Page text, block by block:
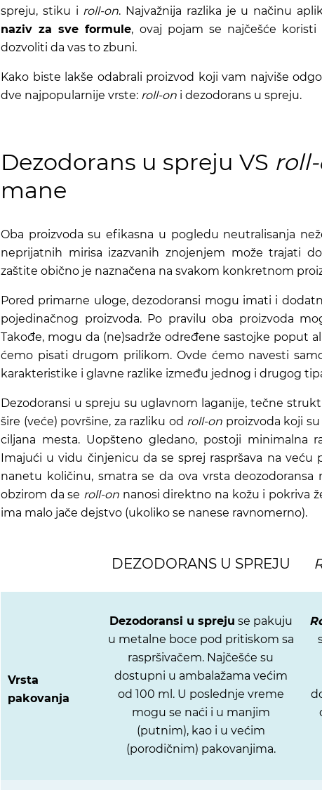
spreju, stiku i roll-on. Najvažnija razlika je u načinu
naziv za sve formule, ovaj pojam se najčešće
dozvoliti da vas to zbuni.
Kako biste lakše odabrali proizvod koji vam najviše
dve najpopularnije vrste: roll-on i dezodorans u spreju.
Dezodorans u spreju VS
mane
Oba proizvoda su efikasna u pogledu neutralisanja
neprijatnih mirisa izazvanih znojenjem može trajati
zaštite obično je naznačena na svakom konkretnom
Pored primarne uloge, dezodoransi mogu imati i
pojedinačnog proizvoda. Po pravilu oba proizvoda
Takođe, mogu da (ne)sadrže određene sastojke poput
ćemo pisati drugom prilikom. Ovde ćemo navesti
karakteristike i glavne razlike između jednog i drugog
Dezodoransi u spreju su uglavnom laganije, tečne
šire (veće) površine, za razliku od roll-on proizvoda koji
ciljana mesta. Uopšteno gledano, postoji minimalna
Imajući u vidu činjenicu da se sprej raspršava na veću
nanetu količinu, smatra se da ova vrsta
obzirom da se roll-on nanosi direktno na kožu i pokriva
ima malo jače dejstvo (ukoliko se nanese ravnomerno).
DEZODORANS U SPREJU
Vrsta
pakovanja
Dezodoransi u spreju se pakuju
u metalne boce pod pritiskom sa
raspršivačem. Najčešće su
dostupni u ambalažama većim
od 100 ml. U poslednje vreme
mogu se naći i u manjim
(putnim), kao i u većim
(porodičnim) pakovanjima.